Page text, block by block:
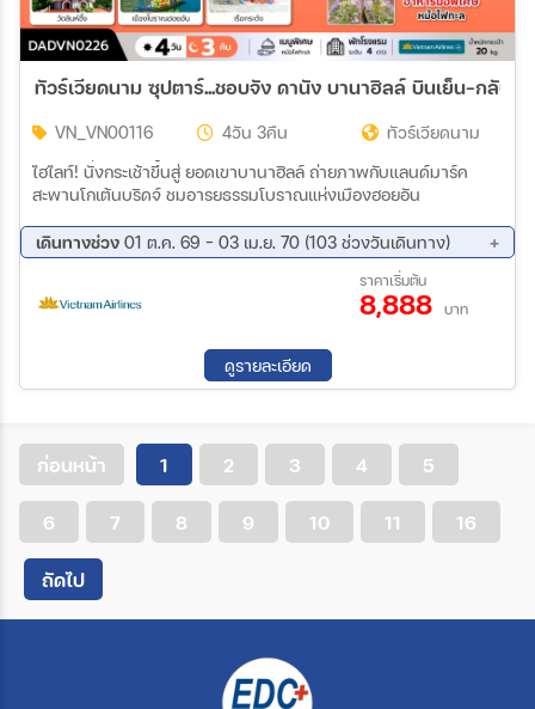
ทัวร์เวียดนาม ซุปตาร์...ชอบจัง ดานัง บานาฮิลล์ บินเย็น-กลับเ
VN_VN00116 4วัน 3คืน
ทัวร์เวียดนาม
ไฮไลท์! นั่งกระเช้าขึ้นสู่ ยอดเขาบานาฮิลล์ ถ่ายภาพกับแลนด์มาร์ค
สะพานโกเต้นบริดจ์ ชมอารยธรรมโบราณแห่งเมืองฮอยอัน
เดินทางช่วง 01 ต.ค. 69 - 03 เม.ย. 70 (103 ช่วงวันเดินทาง)
03 ต.ค. 69 - 06 ต.ค. 69
05 ต.ค. 69 - 08 ต.ค. 69
07 ต.ค. 69 - 10 ต.ค. 69
11 ต.ค. 69 - 14 ต.ค. 69
16 ต.ค. 69 - 19 ต.ค. 69
19 ต.ค. 69 - 22 ต.ค. 69
23 ต.ค. 69 - 26 ต.ค. 69
25 ต.ค. 69 - 28 ต.ค. 69
29 ต.ค. 69 - 01 พ.ย. 69
31 ต.ค. 69 - 03 พ.ย. 69
01 พ.ย. 69 - 04 พ.ย. 69
02 พ.ย. 69 - 05 พ.ย. 69
04 พ.ย. 69 - 07 พ.ย. 69
05 พ.ย. 69 - 08 พ.ย. 69
07 พ.ย. 69 - 10 พ.ย. 69
08 พ.ย. 69 - 11 พ.ย. 69
10 พ.ย. 69 - 13 พ.ย. 69
11 พ.ย. 69 - 14 พ.ย. 69
12 พ.ย. 69 - 15 พ.ย. 69
15 พ.ย. 69 - 18 พ.ย. 69
18 พ.ย. 69 - 21 พ.ย. 69
19 พ.ย. 69 - 22 พ.ย. 69
25 พ.ย. 69 - 28 พ.ย. 69
27 พ.ย. 69 - 30 พ.ย. 69
ราคาเริ่มต้น
8,888 บาท
ดูรายละเอียด
ก่อนหน้า 1 2 3 4 5
6 7 8 9 10 11 16
ถัดไป